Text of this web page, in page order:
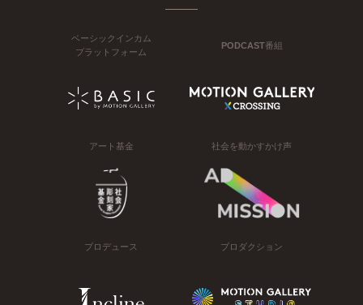
ベーシックインカム
プラットフォーム
PODCAST番組
アート基金 社会を動かすかけ声
プロデュース プロダクション